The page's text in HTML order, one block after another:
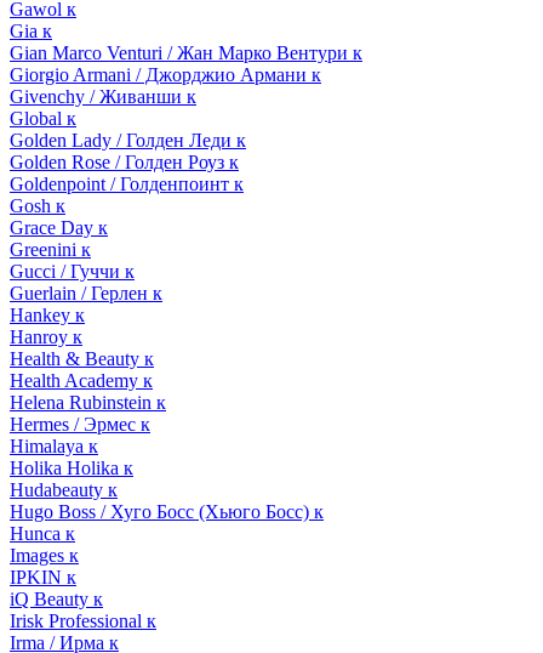
Gawol к
Gia к
Gian Marco Venturi / Жан Марко Вентури к
Giorgio Armani / Джорджио Армани к
Givenchy / Живанши к
Global к
Golden Lady / Голден Леди к
Golden Rose / Голден Роуз к
Goldenpoint / Голденпоинт к
Gosh к
Grace Day к
Greenini к
Gucci / Гуччи к
Guerlain / Герлен к
Hankey к
Hanroy к
Health & Beauty к
Health Academy к
Helena Rubinstein к
Hermes / Эрмес к
Himalaya к
Holika Holika к
Hudabeauty к
Hugo Boss / Хуго Босс (Хьюго Босс) к
Hunca к
Images к
IPKIN к
iQ Beauty к
Irisk Professional к
Irma / Ирма к